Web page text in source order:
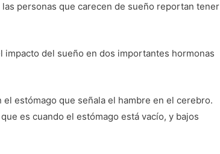
personas que carecen de sueño reportan tener
impacto del sueño en dos importantes hormonas
estómago que señala el hambre en el cerebro.
es cuando el estómago está vacío, y bajos